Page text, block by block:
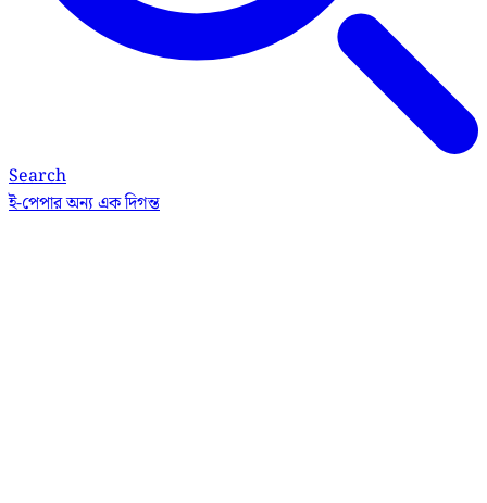
Search
ই-পেপারঅন্য এক দিগন্ত